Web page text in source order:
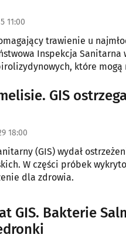
11:00
trawienie u
Inspekcja
które mogą
GIS
18:00
(GIS) wydał
W części próbek
dla zdrowia.
GIS. Bakterie